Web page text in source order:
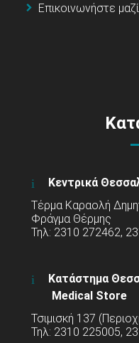
Επικοινωνήστε
Κεντρικά
Τέρμα Καραολή
Φράγμα Θέρμης
Τηλ: 2310 272462,
Κατάστημα
Medical Store
Τσιμισκή 137
Τηλ: 2310 225005,